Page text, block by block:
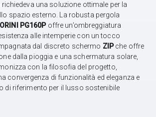
una soluzione ottimale per la
spazio esterno. La robusta pergola
PG160Poffre un’ombreggiatura
alle intemperie con un tocco
dal discreto schermo ZIPche offre
dalla pioggia e una schermatura solare,
con la filosofia del progetto,
convergenza di funzionalità ed eleganza e
di riferimento per il lusso sostenibile